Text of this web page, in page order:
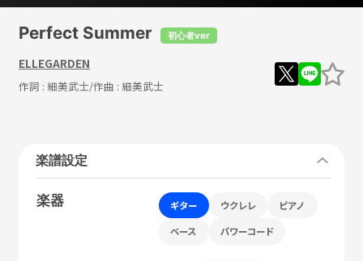
Perfect Summer 初心者ver
ELLEGARDEN
作詞 : 細美武士/作曲 : 細美武士
楽譜設定
楽器 ギター ウクレレ ピアノ
ベース パワーコード